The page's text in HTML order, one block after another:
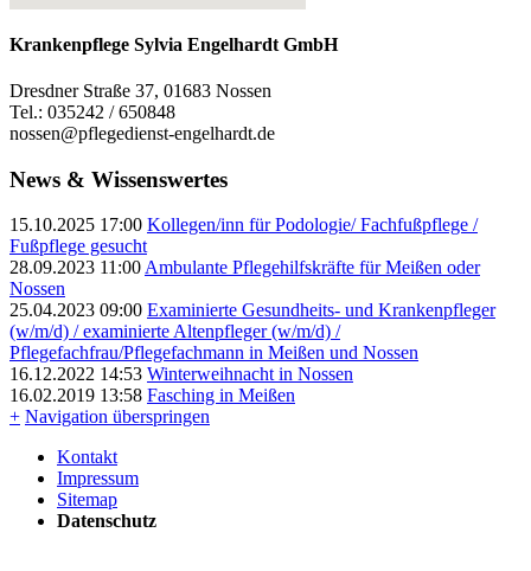
Krankenpflege Sylvia Engelhardt GmbH
Dresdner Straße 37, 01683 Nossen
Tel.: 035242 / 650848
nossen@pflegedienst-engelhardt.de
News & Wissenswertes
15.10.2025 17:00 Kollegen/inn für Podologie/ Fachfußpflege /
Fußpflege gesucht
28.09.2023 11:00Ambulante Pflegehilfskräfte für Meißen oder
Nossen
25.04.2023 09:00 Examinierte Gesundheits- und Krankenpfleger
(w/m/d) / examinierte Altenpfleger (w/m/d) /
Pflegefachfrau/Pflegefachmann in Meißen und Nossen
16.12.2022 14:53 Winterweihnacht in Nossen
16.02.2019 13:58 Fasching in Meißen
+ Navigation überspringen
Kontakt
Impressum
Sitemap
Datenschutz